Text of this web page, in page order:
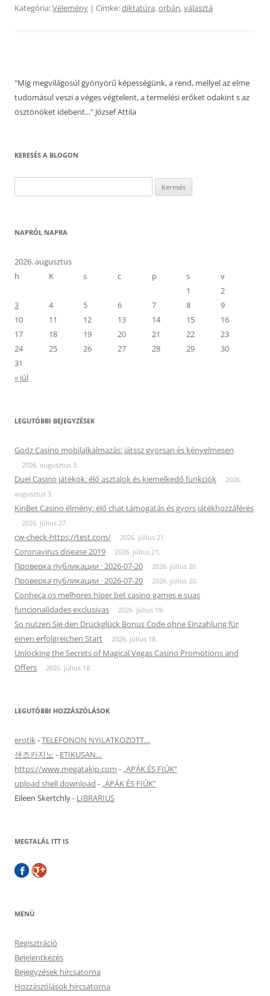
Kategória:Vélemény | Címke:diktatúra,orbán,választá
"Mig megvilágosúl gyönyörű képességünk, a rend, mellyel az elme
tudomásul veszi a véges végtelent, a termelési erőket odakint s az
ösztönöket idebent..." József Attila
KERESÉS A BLOGON
NAPRÓL NAPRA
2026. augusztus
h
K s c p s
v
1
2
3
4 5 6 7 8
9
10
11 12 13 14 15
16
17
18 19 20 21 22
23
24
25 26 27 28 29
30
31
« júl
LEGUTÓBBI BEJEGYZÉSEK
Godz Casino mobilalkalmazás: játssz gyorsan és kényelmesen
2026. augusztus 3.
Duel Casino játékok: élő asztalok és kiemelkedő funkciók
2026.
augusztus 3.
KinBet Casino élmény: élő chat támogatás és gyors játékhozzáférés
2026. július 27.
cw-check-https://test.com/ 2026. július 21.
Coronavirus disease 2019 2026. július 21.
Проверка публикации · 2026-07-20 2026. július 20.
Проверка публикации · 2026-07-20 2026. július 20.
Conheça os melhores hiper bet casino games e suas
funcionalidades exclusivas
2026. július 19.
So nutzen Sie den Drückglück Bonus Code ohne Einzahlung für
einen erfolgreichen Start
2026. július 18.
Unlocking the Secrets of Magical Vegas Casino Promotions and
Offers
2026. július 18.
LEGUTÓBBI HOZZÁSZÓLÁSOK
erotik-TELEFONON NYILATKOZOTT…
샌즈카지노 - ETIKUSAN…
https://www.megatakip.com - „APÁK ÉS FIÚK”
upload shell download - „APÁK ÉS FIÚK”
Eileen Skertchly- LIBRARIUS
MEGTALÁL ITT IS
MENÜ
Regisztráció
Bejelentkezés
Bejegyzések hírcsatorna
Hozzászólások hírcsatorna